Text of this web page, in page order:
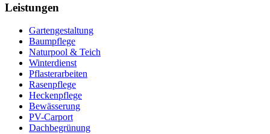
Leistungen
Gartengestaltung
Baumpflege
Naturpool & Teich
Winterdienst
Pflasterarbeiten
Rasenpflege
Heckenpflege
Bewässerung
PV-Carport
Dachbegrünung